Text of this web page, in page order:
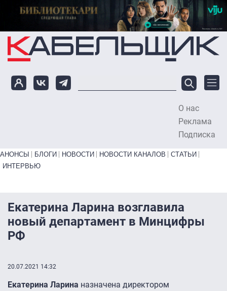
Перейти к основному содержанию
О нас
Реклама
Подписка
Primary links bottom
АНОНСЫ БЛОГИ НОВОСТИ НОВОСТИ КАНАЛОВ
СТАТЬИ
ИНТЕРВЬЮ
Екатерина Ларина возглавила
новый департамент в Минцифры
РФ
20.07.2021 14:32
Екатерина Ларина назначена директором